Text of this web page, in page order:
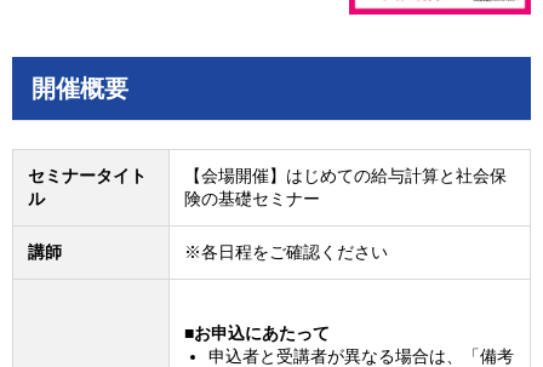
開催概要
セミナータイト
ル
【会場開催】はじめての給与計算と社会保
険の基礎セミナー
講師 ※各日程をご確認ください
■お申込にあたって
申込者と受講者が異なる場合は、「備考